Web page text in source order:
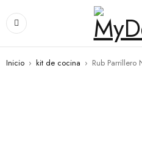
Inicio › kit de cocina › Rub Parrillero